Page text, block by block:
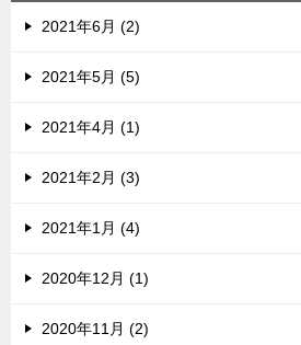
2021年6月 (2)
2021年5月 (5)
2021年4月 (1)
2021年2月 (3)
2021年1月 (4)
2020年12月 (1)
2020年11月 (2)